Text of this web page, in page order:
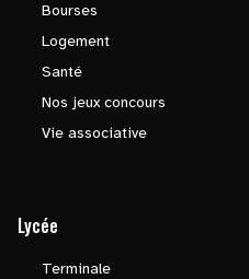
Bourses
Logement
Santé
Nos jeux concours
Vie associative
Lycée
Terminale